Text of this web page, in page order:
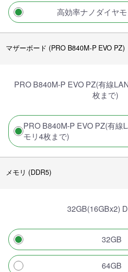
高効率ナノダイヤ
マザーボード (PRO B840M-P EVO PZ)
PRO B840M-P EVO PZ(有線
枚まで)
PRO B840M-P EVO PZ(有線
モリ4枚まで)
メモリ (DDR5)
32GB(16GBx2)
32GB
64GB